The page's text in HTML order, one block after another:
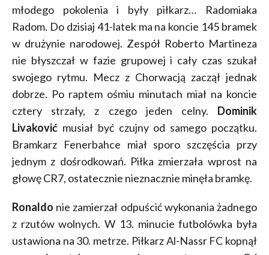
młodego pokolenia i były piłkarz… Radomiaka
Radom. Do dzisiaj 41-latek ma na koncie 145 bramek
w drużynie narodowej. Zespół Roberto Martineza
nie błyszczał w fazie grupowej i cały czas szukał
swojego rytmu. Mecz z Chorwacją zaczął jednak
dobrze. Po raptem ośmiu minutach miał na koncie
cztery strzały, z czego jeden celny. Dominik
Livaković musiał być czujny od samego początku.
Bramkarz Fenerbahce miał sporo szczęścia przy
jednym z dośrodkowań. Piłka zmierzała wprost na
głowę CR7, ostatecznie nieznacznie minęła bramkę.
Ronaldo nie zamierzał odpuścić wykonania żadnego
z rzutów wolnych. W 13. minucie futbolówka była
ustawiona na 30. metrze. Piłkarz Al-Nassr FC kopnął